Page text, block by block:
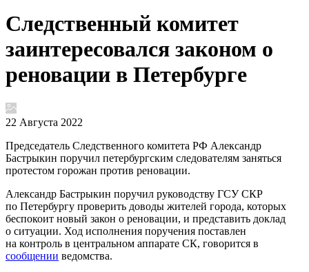
Следственный комитет
заинтересовался законом о
реновации в Петербурге
22 Августа 2022
Председатель Следственного комитета РФ Александр
Бастрыкин поручил петербургским следователям заняться
протестом горожан против реновации.
Александр Бастрыкин поручил руководству ГСУ СКР
по Петербургу проверить доводы жителей города, которых
беспокоит новый закон о реновации, и представить доклад
о ситуации. Ход исполнения поручения поставлен
на контроль в центральном аппарате СК, говорится в
сообщении ведомства.